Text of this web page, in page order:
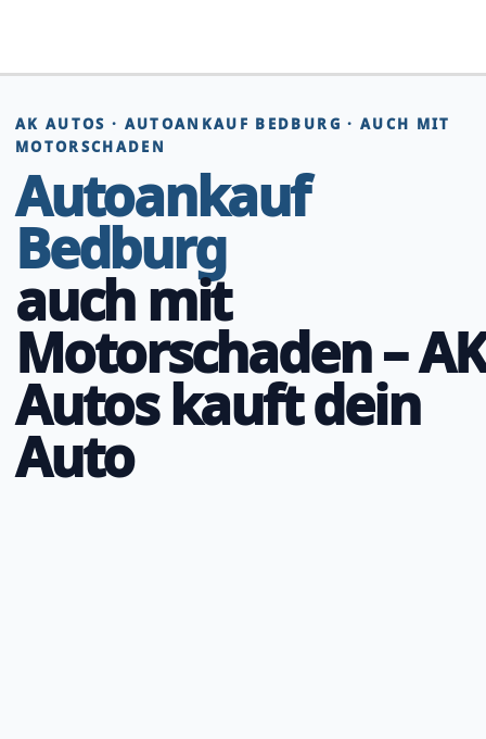
springen
AK AUTOS · AUTOANKAUF BEDBURG · AUCH MIT
MOTORSCHADEN
Autoankauf
Bedburg
auch mit
Motorschaden – AK
Autos kauft dein
Auto